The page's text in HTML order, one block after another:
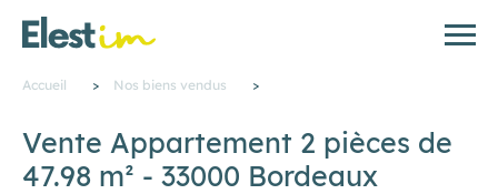
Accueil > Nos biens vendus >
Vente Appartement 2 pièces de
47.98 m² - 33000 Bordeaux